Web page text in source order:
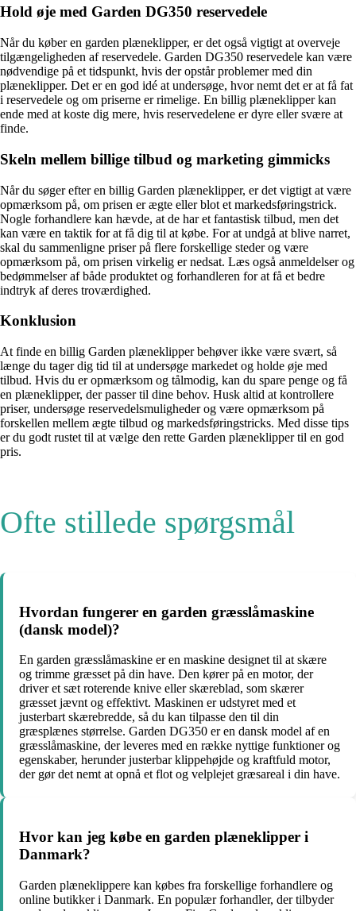
Hold øje med Garden DG350 reservedele
Når du køber en garden plæneklipper, er det også vigtigt at overveje
tilgængeligheden af reservedele. Garden DG350 reservedele kan være
nødvendige på et tidspunkt, hvis der opstår problemer med din
plæneklipper. Det er en god idé at undersøge, hvor nemt det er at få fat
i reservedele og om priserne er rimelige. En billig plæneklipper kan
ende med at koste dig mere, hvis reservedelene er dyre eller svære at
finde.
Skeln mellem billige tilbud og marketing gimmicks
Når du søger efter en billig Garden plæneklipper, er det vigtigt at være
opmærksom på, om prisen er ægte eller blot et markedsføringstrick.
Nogle forhandlere kan hævde, at de har et fantastisk tilbud, men det
kan være en taktik for at få dig til at købe. For at undgå at blive narret,
skal du sammenligne priser på flere forskellige steder og være
opmærksom på, om prisen virkelig er nedsat. Læs også anmeldelser og
bedømmelser af både produktet og forhandleren for at få et bedre
indtryk af deres troværdighed.
Konklusion
At finde en billig Garden plæneklipper behøver ikke være svært, så
længe du tager dig tid til at undersøge markedet og holde øje med
tilbud. Hvis du er opmærksom og tålmodig, kan du spare penge og få
en plæneklipper, der passer til dine behov. Husk altid at kontrollere
priser, undersøge reservedelsmuligheder og være opmærksom på
forskellen mellem ægte tilbud og markedsføringstricks. Med disse tips
er du godt rustet til at vælge den rette Garden plæneklipper til en god
pris.
Ofte stillede spørgsmål
Hvordan fungerer en garden græsslåmaskine
(dansk model)?
En garden græsslåmaskine er en maskine designet til at skære
og trimme græsset på din have. Den kører på en motor, der
driver et sæt roterende knive eller skæreblad, som skærer
græsset jævnt og effektivt. Maskinen er udstyret med et
justerbart skærebredde, så du kan tilpasse den til din
græsplænes størrelse. Garden DG350 er en dansk model af en
græsslåmaskine, der leveres med en række nyttige funktioner og
egenskaber, herunder justerbar klippehøjde og kraftfuld motor,
der gør det nemt at opnå et flot og velplejet græsareal i din have.
Hvor kan jeg købe en garden plæneklipper i
Danmark?
Garden plæneklippere kan købes fra forskellige forhandlere og
online butikker i Danmark. En populær forhandler, der tilbyder